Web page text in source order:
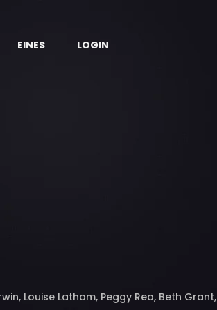
EINES LOGIN
Louise Latham, Peggy Rea, Beth Grant,